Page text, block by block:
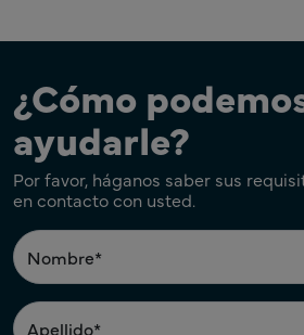
¿Cómo
ayudarle?
Por favor, háganos saber sus
en contacto con usted.